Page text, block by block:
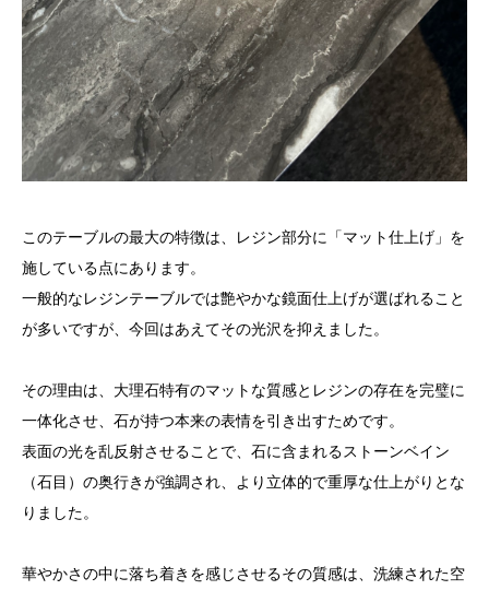
このテーブルの最大の特徴は、レジン部分に「マット仕上げ」を
施している点にあります。
一般的なレジンテーブルでは艶やかな鏡面仕上げが選ばれること
が多いですが、今回はあえてその光沢を抑えました。
その理由は、大理石特有のマットな質感とレジンの存在を完璧に
一体化させ、石が持つ本来の表情を引き出すためです。
表面の光を乱反射させることで、石に含まれるストーンベイン
（石目）の奥行きが強調され、より立体的で重厚な仕上がりとな
りました。
華やかさの中に落ち着きを感じさせるその質感は、洗練された空